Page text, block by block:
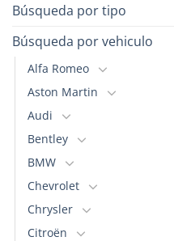
Búsqueda por tipo
Búsqueda por vehiculo
Alfa Romeo
Aston Martin
Audi
Bentley
BMW
Chevrolet
Chrysler
Citroën